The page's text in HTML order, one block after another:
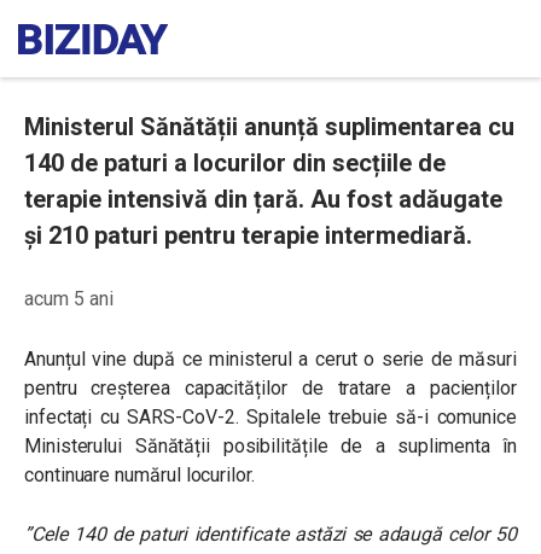
Ministerul Sănătății anunță suplimentarea cu
140 de paturi a locurilor din secțiile de
terapie intensivă din țară. Au fost adăugate
și 210 paturi pentru terapie intermediară.
acum 5 ani
Anunțul vine după ce ministerul a cerut o serie de măsuri
pentru creșterea capacităților de tratare a pacienților
infectați cu SARS-CoV-2.Spitalele trebuie să-i comunice
Ministerului Sănătății posibilitățile de a suplimenta în
continuare numărul locurilor.
”Cele 140 de paturi identificate astăzi se adaugă celor 50